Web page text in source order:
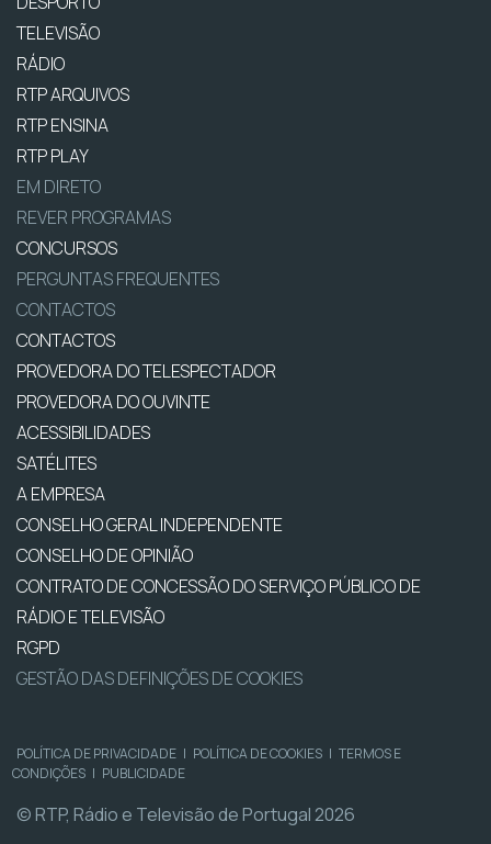
TELEVISÃO
RÁDIO
RTP ARQUIVOS
RTP ENSINA
RTP PLAY
EM DIRETO
REVER PROGRAMAS
CONCURSOS
PERGUNTAS FREQUENTES
CONTACTOS
CONTACTOS
PROVEDORA DO TELESPECTADOR
PROVEDORA DO OUVINTE
ACESSIBILIDADES
SATÉLITES
A EMPRESA
CONSELHO GERAL INDEPENDENTE
CONSELHO DE OPINIÃO
CONTRATO DE CONCESSÃO DO SERVIÇO PÚBLICO DE
RÁDIO E TELEVISÃO
RGPD
GESTÃO DAS DEFINIÇÕES DE COOKIES
POLÍTICA DE PRIVACIDADE | POLÍTICA DE COOKIES | TERMOS E
CONDIÇÕES | PUBLICIDADE
© RTP, Rádio e Televisão de Portugal 2026